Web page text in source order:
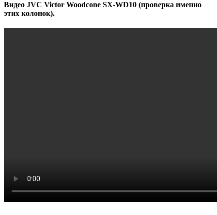
Видео JVC Victor Woodcone SX-WD10 (проверка именно
этих колонок).